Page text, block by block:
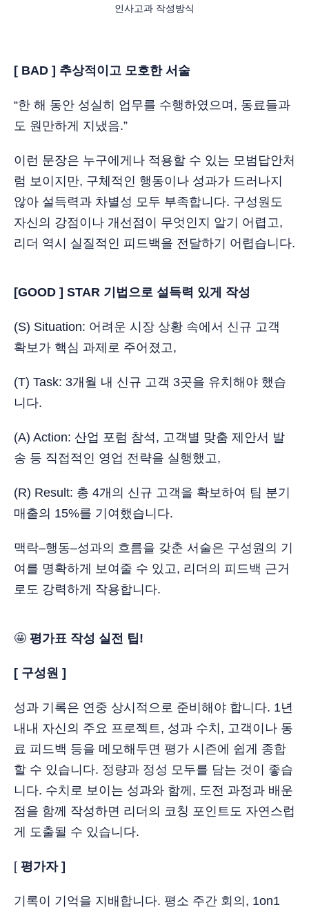
인사고과 작성방식
[ BAD ] 추상적이고 모호한 서술
“한 해 동안 성실히 업무를 수행하였으며, 동료들과
도 원만하게 지냈음.”
이런 문장은 누구에게나 적용할 수 있는 모범답안처
럼 보이지만, 구체적인 행동이나 성과가 드러나지
않아 설득력과 차별성 모두 부족합니다. 구성원도
자신의 강점이나 개선점이 무엇인지 알기 어렵고,
리더 역시 실질적인 피드백을 전달하기 어렵습니다.
[GOOD ] STAR 기법으로 설득력 있게 작성
(S) Situation: 어려운 시장 상황 속에서 신규 고객
확보가 핵심 과제로 주어졌고,
(T) Task: 3개월 내 신규 고객 3곳을 유치해야 했습
니다.
(A) Action: 산업 포럼 참석, 고객별 맞춤 제안서 발
송 등 직접적인 영업 전략을 실행했고,
(R) Result: 총 4개의 신규 고객을 확보하여 팀 분기
매출의 15%를 기여했습니다.
맥락–행동–성과의 흐름을 갖춘 서술은 구성원의 기
여를 명확하게 보여줄 수 있고, 리더의 피드백 근거
로도 강력하게 작용합니다.
🤩 평가표 작성 실전 팁!
[ 구성원 ]
성과 기록은 연중 상시적으로 준비해야 합니다. 1년
내내 자신의 주요 프로젝트, 성과 수치, 고객이나 동
료 피드백 등을 메모해두면 평가 시즌에 쉽게 종합
할 수 있습니다. 정량과 정성 모두를 담는 것이 좋습
니다. 수치로 보이는 성과와 함께, 도전 과정과 배운
점을 함께 작성하면 리더의 코칭 포인트도 자연스럽
게 도출될 수 있습니다.
[ 평가자 ]
기록이 기억을 지배합니다. 평소 주간 회의, 1on1